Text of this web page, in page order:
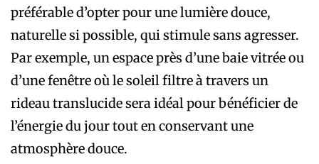
préférable d’opter pour une lumière douce,
naturelle si possible, qui stimule sans agresser.
Par exemple, un espace près d’une baie vitrée ou
d’une fenêtre où le soleil filtre à travers un
rideau translucide sera idéal pour bénéficier de
l’énergie du jour tout en conservant une
atmosphère douce.